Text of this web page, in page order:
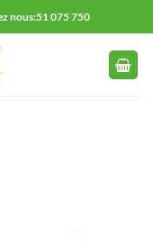
nous:51 075 750